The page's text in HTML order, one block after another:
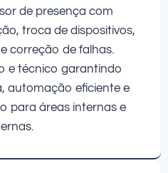
de presença com
troca de dispositivos,
correção de falhas.
e técnico garantindo
automação eficiente e
para áreas internas e